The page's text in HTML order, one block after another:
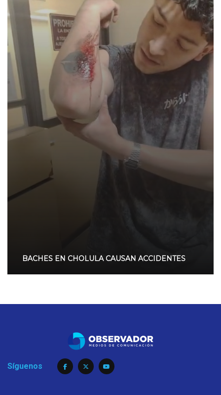
BACHES EN CHOLULA CAUSAN ACCIDENTES
Síguenos